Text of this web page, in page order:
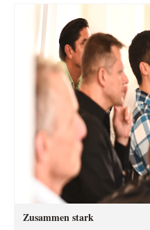
Zusammen stark